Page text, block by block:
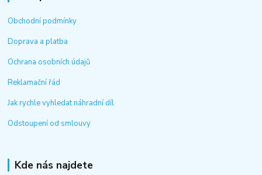
Obchodní podmínky
Doprava a platba
Ochrana osobních údajů
Reklamační řád
Jak rychle vyhledat náhradní díl
Odstoupení od smlouvy
Kde nás najdete